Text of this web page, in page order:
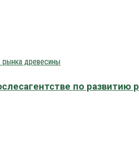
по развитию